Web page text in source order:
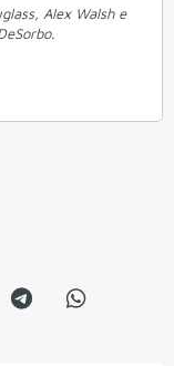
Alex Walsh e